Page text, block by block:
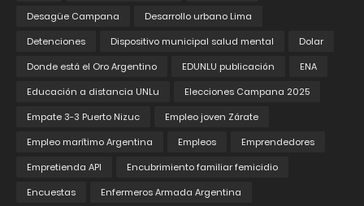
Desagüe Campana
Desarrollo urbano Lima
Detenciones
Dispositivo municipal salud mental
Dolar
Donde está el Oro Argentino
EDUNLU publicación
ENA
Educación a distancia UNLu
Elecciones Campana 2025
Empate 3-3 Puerto Nizuc
Empleo joven Zárate
Empleo marítimo Argentina
Empleos
Emprendedores
Empretienda API
Encubrimiento familiar femicidio
Encuestas
Enfermeros Armada Argentina